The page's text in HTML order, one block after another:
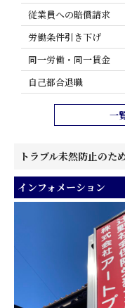
従業員への賠償請求
労働条件引き下げ
同一労働・同一賃金
自己都合退職
一
トラブル未然防止のた
メンタルヘルス関連
ハラスメント関連
自己都合退職でトラブル
辞めて頂きたい従業員
未払い残業を発生させな
トラブル回避ための労
インフォメーション